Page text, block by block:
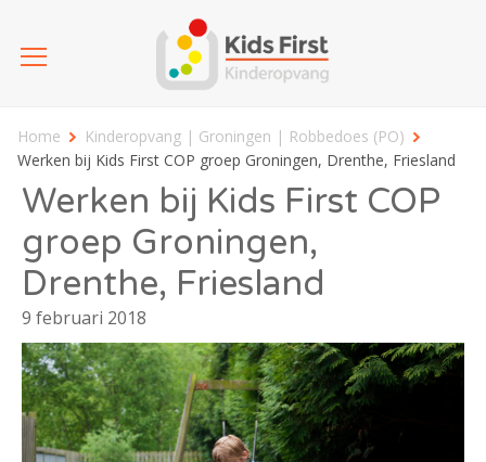
Home
Kinderopvang | Groningen | Robbedoes (PO)
Werken bij Kids First COP groep Groningen, Drenthe, Friesland
Werken bij Kids First COP
groep Groningen,
Drenthe, Friesland
9 februari 2018